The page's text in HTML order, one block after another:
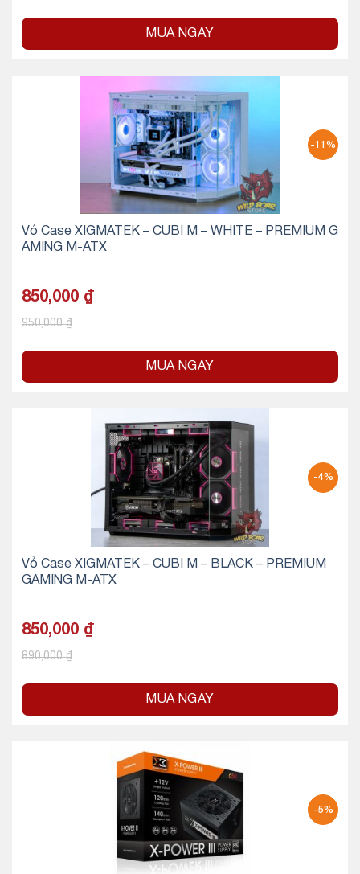
MUA NGAY
-11%
Vỏ Case XIGMATEK – CUBI M – WHITE – PREMIUM G
AMING M-ATX
850,000 ₫
950,000₫
MUA NGAY
-4%
Vỏ Case XIGMATEK – CUBI M – BLACK – PREMIUM
GAMING M-ATX
850,000 ₫
890,000₫
MUA NGAY
-5%